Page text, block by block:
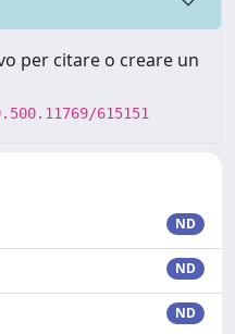
per citare o creare un
615151
ND
ND
ND